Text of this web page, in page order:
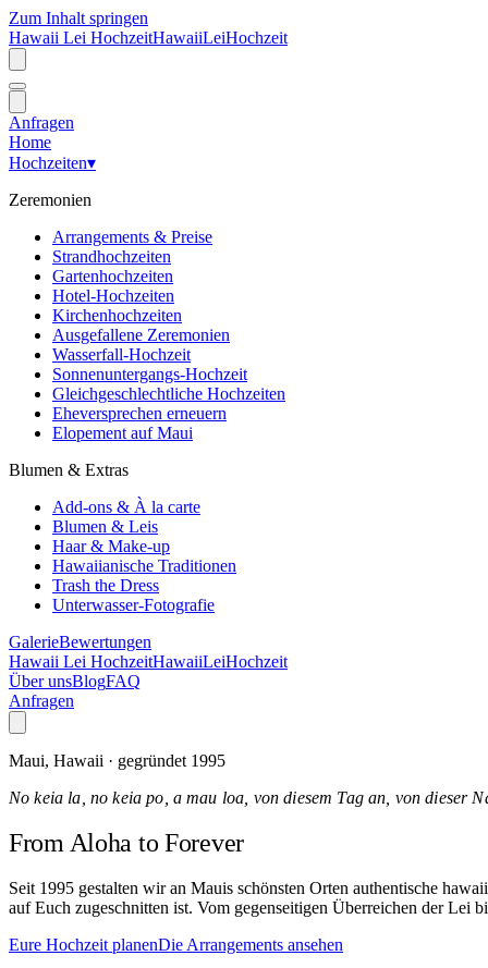
Zum Inhalt springen
Hawaii Lei HochzeitHawaiiLeiHochzeit
Anfragen
Home
Hochzeiten▾
Zeremonien
Arrangements & Preise
Strandhochzeiten
Gartenhochzeiten
Hotel-Hochzeiten
Kirchenhochzeiten
Ausgefallene Zeremonien
Wasserfall-Hochzeit
Sonnenuntergangs-Hochzeit
Gleichgeschlechtliche Hochzeiten
Eheversprechen erneuern
Elopement auf Maui
Blumen & Extras
Add-ons & À la carte
Blumen & Leis
Haar & Make-up
Hawaiianische Traditionen
Trash the Dress
Unterwasser-Fotografie
GalerieBewertungen
Hawaii Lei HochzeitHawaiiLeiHochzeit
Über unsBlogFAQ
Anfragen
Maui, Hawaii · gegründet 1995
No keia la, no keia po, a mau loa, von diesem Tag an, von dieser
From Aloha to Forever
Seit 1995 gestalten wir an Mauis schönsten Orten authentische
auf Euch zugeschnitten ist. Vom gegenseitigen Überreichen der Lei
Eure Hochzeit planenDie Arrangements ansehen